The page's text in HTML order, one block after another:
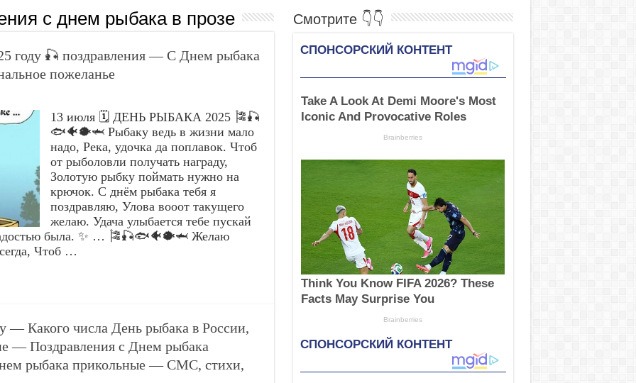
с днем рыбака в прозе
🎣 поздравления — С Днем рыбака
пожеланье
13 июля 🗓️ ДЕНЬ РЫБАКА 2025 🎏🎣
🐟🐠🐡🦈 Рыбаку ведь в жизни мало
надо, Река, удочка да поплавок. Чтоб
от рыболовли получать награду,
Золотую рыбку поймать нужно на
крючок. С днём рыбака тебя я
поздравляю, Улова вооот такущего
желаю. Удача улыбается тебе пускай
была. ✨ … 🎏🎣🐟🐠🐡🦈 Желаю
Чтоб …
— Какого числа День рыбака в России,
— Поздравления с Днем рыбака
рыбака прикольные — СМС, стихи,
Смотрите 👇👇